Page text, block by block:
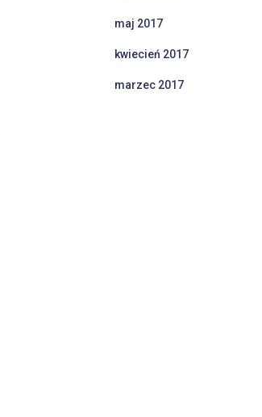
maj 2017
kwiecień 2017
marzec 2017